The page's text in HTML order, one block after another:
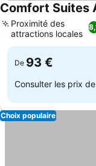
Comfort Suites
Proximité des
attractions locales
De 93 €
Consulter les prix de
Choix populaire